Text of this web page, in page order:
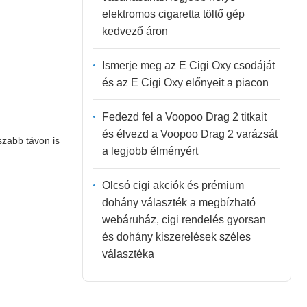
távon is
elektromos cigaretta töltő gép
kedvező áron
Ismerje meg az E Cigi Oxy csodáját
és az E Cigi Oxy előnyeit a piacon
Fedezd fel a Voopoo Drag 2 titkait
és élvezd a Voopoo Drag 2 varázsát
a legjobb élményért
Olcsó cigi akciók és prémium
dohány választék a megbízható
webáruház, cigi rendelés gyorsan
és dohány kiszerelések széles
választéka